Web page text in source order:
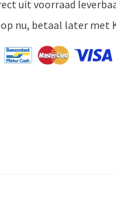
uit voorraad
nu, betaal later met